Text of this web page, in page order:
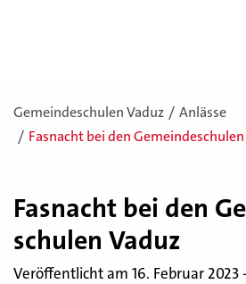
Gemeindeschulen Vaduz
Anlässe
Fasnacht bei den
Fas­nacht bei den
schu­len Vaduz
Veröffentlicht am 16. Februar 2023